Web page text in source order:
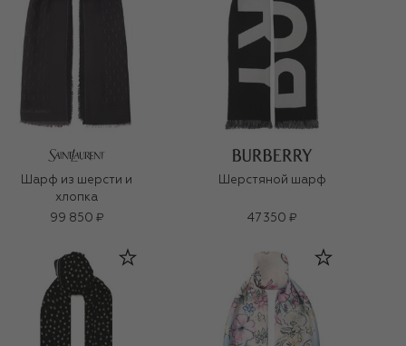
Шарф из шерсти и
хлопка
99 850 ₽
Шерстяной шарф
47 350 ₽